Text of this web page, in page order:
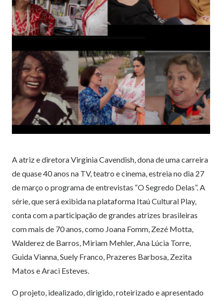
A atriz e diretora Virginia Cavendish, dona de uma carreira
de quase 40 anos na TV, teatro e cinema, estreia no dia 27
de março o programa de entrevistas “O Segredo Delas”. A
série, que será exibida na plataforma Itaú Cultural Play,
conta com a participação de grandes atrizes brasileiras
com mais de 70 anos, como Joana Fomm, Zezé Motta,
Walderez de Barros, Miriam Mehler, Ana Lúcia Torre,
Guida Vianna, Suely Franco, Prazeres Barbosa, Zezita
Matos e Araci Esteves.
O projeto, idealizado, dirigido, roteirizado e apresentado